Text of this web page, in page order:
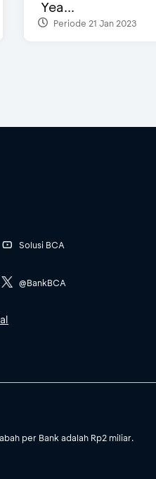
Yea...
Periode 21 Jan 2023
Solusi BCA
@BankBCA
per Bank adalah Rp2 miliar.